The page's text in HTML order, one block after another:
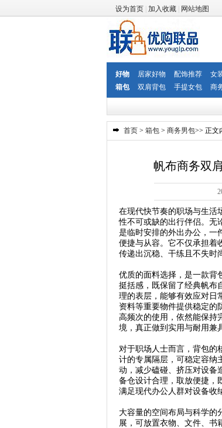
设为首页 加入收藏 网站地图
好物 居家好物 配饰推荐 女
箱包
双肩背包 手提女包 商
首页 > 箱包 > 商务男包>> 正文
帆布商务双
在现代快节奏的职场与生活
性不可或缺的出行伴侣。无
是临时安排的外出办公，一
便捷与从容。它不仅承担着
传递出沉稳、干练且不失时
优质的面料选择，是一款背
挺括感，既保留了经典帆布
理的表层，能够有效应对日
资料等重要物件提供稳定的
高频次的使用，依然能保持
境，真正做到实用与耐用兼
对于职场人士而言，背包的
计的专属隔层，可稳定容纳
动，减少磕碰、挤压对设备
备仓设计合理，取放便捷，
满足现代办公人群对设备收
大容量的空间布局与科学的
展，可放置衣物、文件、书